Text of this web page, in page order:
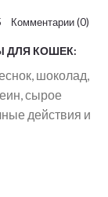
Комментарии (0)
ДЛЯ КОШЕК:
шоколад,
сырое
действия и